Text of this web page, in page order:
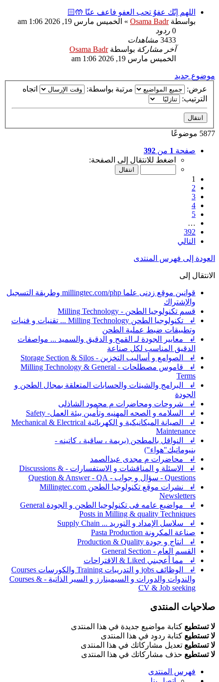
اللهم إنّك عفوٌ تحب العفو فاعف عنّا 🤲🏻
بواسطةOsama Badr
» الخميس مارس 19, 2026 1:06 am
0 ردود
3433 مشاهدات
آخر مشاركة بواسطةOsama Badr
الخميس مارس 19, 2026 1:06 am
موضوع جديد
عرض:
مرتبة بواسطة:
اتجاه
الترتيب:
5877 موضوعًا
صفحة 1 من 392
اضغط للانتقال إلى الصفحة:
1
2
3
4
5
…
392
التالي
العودة إلى فهرس المنتدى
الانتقال إلى
قوانين موقع زدنى علما millingtec.com/php وطريقة التسجيل
والإشتراك
قسم تكنولوجيا الطحن - Milling Technology
↲ تكنولوجيا الطحن Milling Technology ... تقنيات و فنيات
وتطبيقات ضبط عملية الطحن
↲ معايير الجودة لـ القمح و الدقيق والسميد ... مواصفات
الدقيق المناسب لكل صناعة
↲ الصوامع و أساليب التخزين - Storage Section & Silos
↲ قاموس مصطلحات - Milling Technology & General
Terms
↲ البرامج والشيتات والحسابات المتعلقة بمجال الطحن و
الجودة
↲ شروحات ومحاضرات م محمود الشاذلى
↲ السلامه و الصحه المهنيه وتأمين بيئة العمل- Safety
↲ الصيانة الميكانيكية و الكهربائية Mechanical & Electrical
Maintenance
↲ النواقل بالمطحن (بريمة ، ساقية ، كاتينه -
بنيوماتيك"هواء")
↲ محاضرات م مجدى عبدالصمد
↲ الاسئلة و المناقشات و الاستفسارات - Discussions &
Questions - سؤال و جواب - Question & Answer - QA
↲ نشرات موقع تكنولوجيا الطحن Millingtec.com
Newsletters
↲ مواضيع عامه فى تكنولوجيا الطحن و الجودة General
Posts in Milling & quality Techniques
↲ سلاسل الإمداد و التوريد ... Supply Chain
صناعة المكرونة Pasta Production
↲ انتاج و جودة Production & Quality
القسم العام - General Section
↲ مما أعجبني Liked & الاقتراحات
↲ الوظائف jobs و التدريبات Training والكورسات Courses
والندوات والدورات و السيمينارز و السير الذاتية - Courses &
CV & Job seeking
صلاحيات المنتدى
لا تستطيع كتابة مواضيع جديدة في هذا المنتدى
لا تستطيع كتابة ردود في هذا المنتدى
لا تستطيع تعديل مشاركاتك في هذا المنتدى
لا تستطيع حذف مشاركاتك في هذا المنتدى
فهرس المنتدى